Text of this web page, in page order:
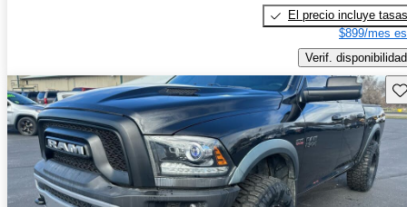
El precio incluye tasas
$899/mes
Verif. disponibilidad